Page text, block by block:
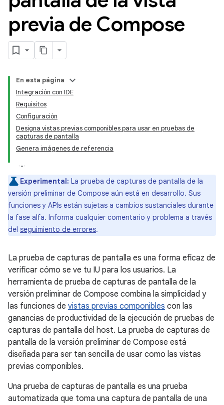
previa de Compose
En esta página
Integración con IDE
Requisitos
Configuración
Designa vistas previas componibles para usar en pruebas de
capturas de pantalla
Genera imágenes de referencia
Experimental: La prueba de capturas de pantalla de la
versión preliminar de Compose aún está en desarrollo. Sus
funciones y APIs están sujetas a cambios sustanciales durante
la fase alfa. Informa cualquier comentario y problema a través
del seguimiento de errores.
La prueba de capturas de pantalla es una forma eficaz de
verificar cómo se ve tu IU para los usuarios. La
herramienta de prueba de capturas de pantalla de la
versión preliminar de Compose combina la simplicidad y
las funciones de vistas previas componibles con las
ganancias de productividad de la ejecución de pruebas de
capturas de pantalla del host. La prueba de capturas de
pantalla de la versión preliminar de Compose está
diseñada para ser tan sencilla de usar como las vistas
previas componibles.
Una prueba de capturas de pantalla es una prueba
automatizada que toma una captura de pantalla de una